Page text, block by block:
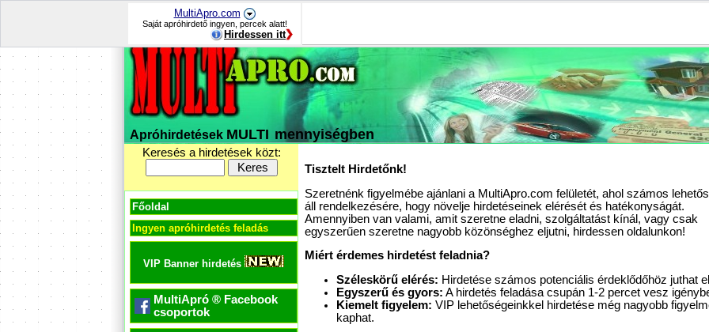
MultiApro.com
Saját apróhirdető ingyen, percek alatt!
Hirdessen itt
Apróhirdetések MULTI mennyiségben
Keresés a hirdetések közt:
Főoldal
Ingyen apróhirdetés feladás
VIP Banner hirdetés
MultiApró ® Facebook
csoportok
Tisztelt Hirdetőnk!
Szeretnénk figyelmébe ajánlani a MultiApro.com felületét, ahol számos
áll rendelkezésére, hogy növelje hirdetéseinek elérését és hatékonyságát.
Amennyiben van valami, amit szeretne eladni, szolgáltatást kínál, vagy csak
egyszerűen szeretne nagyobb közönséghez eljutni, hirdessen oldalunkon!
Miért érdemes hirdetést feladnia?
Széleskörű elérés: Hirdetése számos potenciális érdeklődőhöz juthat
Egyszerű és gyors: A hirdetés feladása csupán 1-2 percet vesz
Kiemelt figyelem: VIP lehetőségeinkkel hirdetése még nagyobb
kaphat.